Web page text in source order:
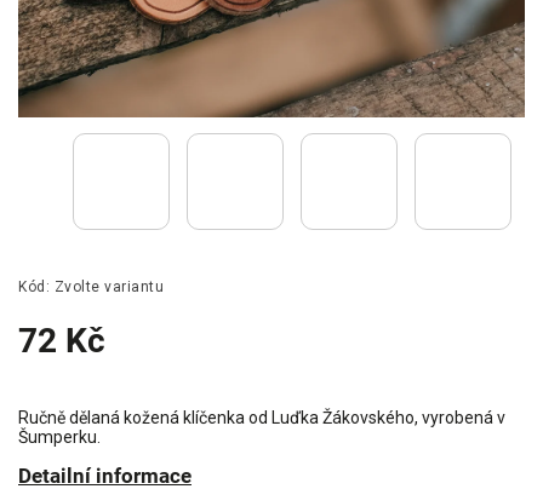
Kód: Zvolte variantu
72 Kč
Ručně dělaná kožená klíčenka od Luďka Žákovského, vyrobená v
Šumperku.
Detailní informace